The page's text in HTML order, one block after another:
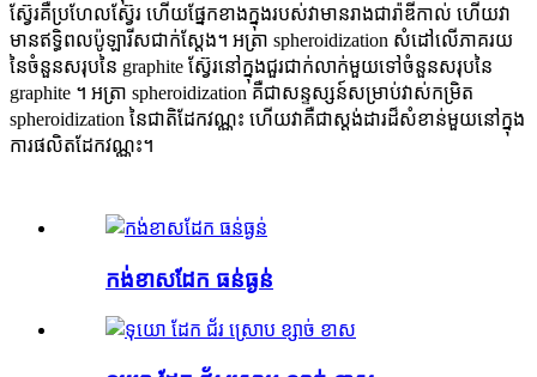
ស្វ៊ែរគឺប្រហែលស្វ៊ែរ ហើយផ្នែកខាងក្នុងរបស់វាមានរាងជារ៉ាឌីកាល់ ហើយវា
មានឥទ្ធិពលប៉ូឡារីសជាក់ស្តែង។ អត្រា spheroidization សំដៅលើភាគរយ
នៃចំនួនសរុបនៃ graphite ស្វ៊ែរនៅក្នុងជួរជាក់លាក់មួយទៅចំនួនសរុបនៃ
graphite ។ អត្រា spheroidization គឺជាសន្ទស្សន៍សម្រាប់វាស់កម្រិត
spheroidization នៃជាតិដែកវណ្ណះ ហើយវាគឺជាស្តង់ដារដ៏សំខាន់មួយនៅក្នុង
ការផលិតដែកវណ្ណះ។
កង់ខាសដែក ធន់ធ្ងន់